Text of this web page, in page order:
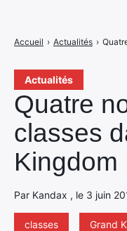
Actualités
Quatre
classes
Kingdom
Par Kandax , le 3 juin
classes Grand
Accueil › Actualités ›